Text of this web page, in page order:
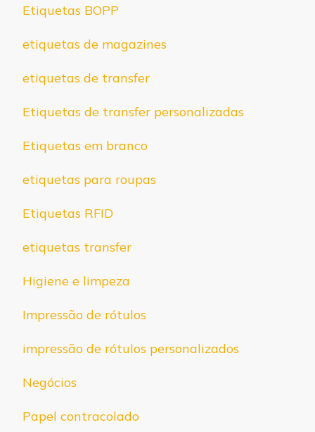
Etiquetas BOPP
etiquetas de magazines
etiquetas de transfer
Etiquetas de transfer personalizadas
Etiquetas em branco
etiquetas para roupas
Etiquetas RFID
etiquetas transfer
Higiene e limpeza
Impressão de rótulos
impressão de rótulos personalizados
Negócios
Papel contracolado